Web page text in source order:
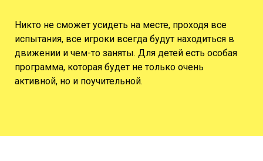
Никто не сможет усидеть на месте, проходя все
испытания, все игроки всегда будут находиться в
движении и чем-то заняты. Для детей есть особая
программа, которая будет не только очень
активной, но и поучительной.